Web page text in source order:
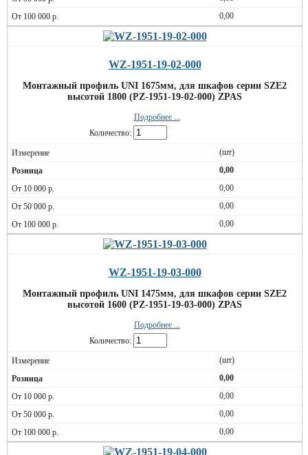
0,00
WZ-1951-19-02-000
Монтажный профиль UNI 1675мм, для шкафов серии SZE2
высотой 1800 (PZ-1951-19-02-000) ZPAS
Подробнее ...
Количество:
(шт)
0,00
0,00
0,00
0,00
WZ-1951-19-03-000
Монтажный профиль UNI 1475мм, для шкафов серии SZE2
высотой 1600 (PZ-1951-19-03-000) ZPAS
Подробнее ...
Количество:
(шт)
0,00
0,00
0,00
0,00